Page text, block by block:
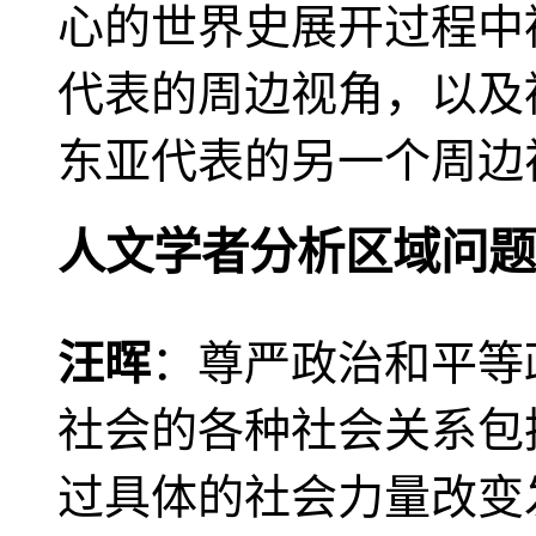
心的世界史展开过程
代表的周边视角，以
东亚代表的另一个周
人文学者分析区域问题
汪晖：尊严政治和平
社会的各种社会关系
过具体的社会力量改